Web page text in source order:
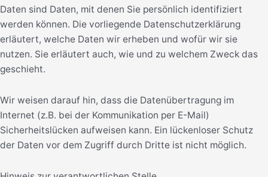
Daten sind Daten, mit denen Sie persönlich identifiziert
werden können. Die vorliegende Datenschutzerklärung
erläutert, welche Daten wir erheben und wofür wir sie
nutzen. Sie erläutert auch, wie und zu welchem Zweck das
geschieht.
Wir weisen darauf hin, dass die Datenübertragung im
Internet (z.B. bei der Kommunikation per E-Mail)
Sicherheitslücken aufweisen kann. Ein lückenloser Schutz
der Daten vor dem Zugriff durch Dritte ist nicht möglich.